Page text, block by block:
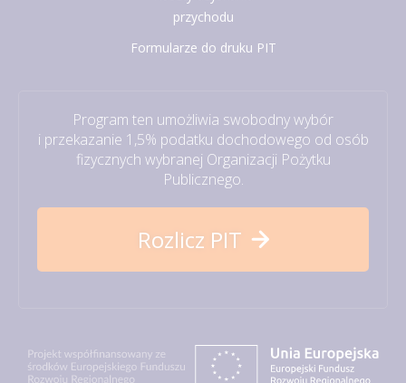
przychodu
Formularze do druku PIT
Program ten umożliwia swobodny wybór
i przekazanie 1,5% podatku dochodowego od osób
fizycznych wybranej Organizacji Pożytku
Publicznego.
Rozlicz PIT